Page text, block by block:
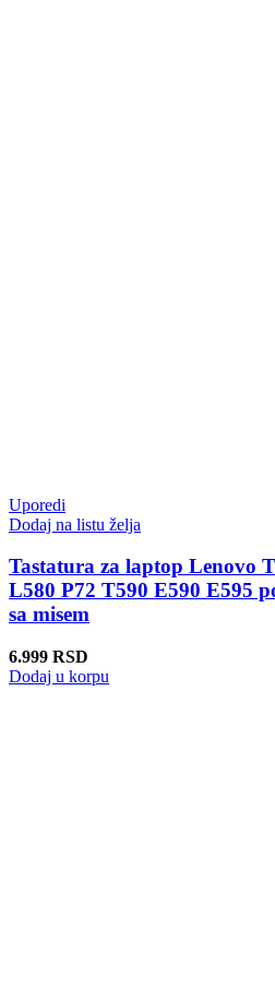
Uporedi
Dodaj na listu želja
Tastatura za laptop Lenovo
L580 P72 T590 E590 E595
sa misem
6.999 RSD
Dodaj u korpu